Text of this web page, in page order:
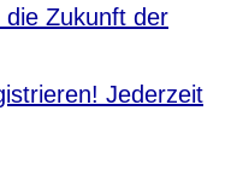
Zukunft der
Jederzeit